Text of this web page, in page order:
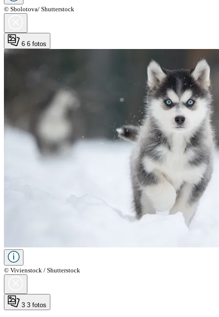
© Sbolotova/ Shutterstock
6 6 fotos
© Vivienstock / Shutterstock
3 3 fotos